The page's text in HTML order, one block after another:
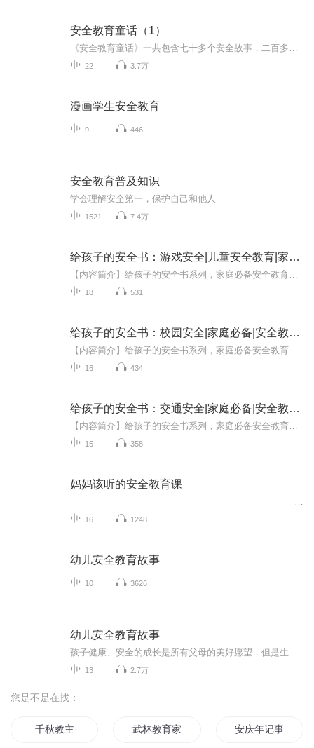
安全教育童话（1）
22 3.7万
漫画学生安全教育
9 446
安全教育普及知识
学会理解安全第一，保护自己和他人
1521 7.4万
给孩子的安全书：游戏安全|儿童安全教育|家庭必备
18 531
给孩子的安全书：校园安全|家庭必备|安全教育|儿童
16 434
给孩子的安全书：交通安全|家庭必备|安全教育|儿童
15 358
妈妈该听的安全教育课
16 1248
幼儿安全教育故事
10 3626
幼儿安全教育故事
13 2.7万
您是不是在找：
千秋教主 武林教育家 安庆年记事